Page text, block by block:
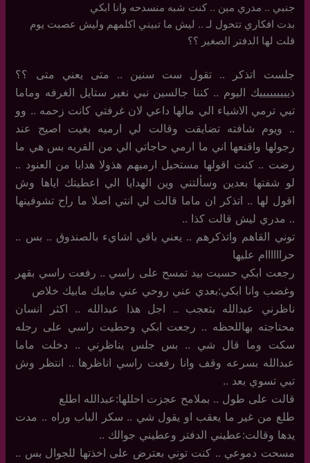
جنبي .. مدري مين .. كنت شبه منسدحه وانا ابكي
بدت افكاري تتحول لـ .. ليش ما تبيني اكلمهم وليش عصبت يوم
قلت لها الدفتر الصغير ؟؟
جلست اتذكر .. تقول ست سنين .. متى يعني متى ؟؟
ذيييييييييك اليوم .. كننا جالسين نبي نغير ستايل الغرفه وماما
تبي ترمي الاشياء الي مالها داعي لان غرفتي كانت زحمه .. وو
.. ويوم شافته تضايقت وقالت لي ارميه بغيت اصيح عند
رجولها واقنعها اني ما ارمي حاجاتي الي من القريه بس هي ما
رضت .. كنت اقولها مستحيل ارميهم هذولا هدايا من العنود ..
لو شفتها بعدين وسألتني وين الهدايا الي اعطيتك اياها وش
اقول لها .. اتذكر ان ماما قالت لي انتي اصلا ما راح تشوفينها
.. مدري ليش قالت كذا ..
توني القاهم واتذكرهم .. يعني باقي اشايء بالصندوق .. بس ..
حراااااام عليها
رجعت ابكي حسيت بيد تمسح على راسي .. رفعت راسي بقهر
وغضب وانا ابكي:بعدي عني روحي عني مابيك مابيك خلاص
ناظرني عبدالله بتعجب .. اجل هذا عبدالله .. اكثر انسان
محتاجته بهاللحظه .. رجعت ابكي وحطيت راسي على رجله
سكت وما قال شي .. بس جلس يناظرني .. دخلت ماما
عبدالله بسرعه وقف وانا رفعت راسي اناظرها .. انتظر وش
تبي تسوي بعد ..
قالت على طول .. بملامح عجزت احللها:عبدالله اطلع
طلع من غير ما يعقب او يقول شي .. سكر الباب وراه .. مدت
يدها وقالت:عطيني الدفتر وعطيني جوالك ..
مسحت دموعي .. كنت توني بعترض على اخذتها للجوال بس ..